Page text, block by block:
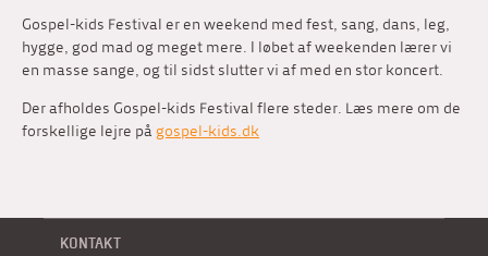
KONTAKT
Gospel-kids Festival er en weekend med fest, sang, dans, leg,
hygge, god mad og meget mere. I løbet af weekenden lærer vi
en masse sange, og til sidst slutter vi af med en stor koncert.
Der afholdes Gospel-kids Festival flere steder. Læs mere om de
forskellige lejre pågospel-kids.dk